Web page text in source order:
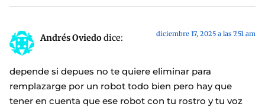
Andrés Oviedodice: diciembre 17, 2025 a las 7:51 am
depende si depues no te quiere eliminar para
remplazarge por un robot todo bien pero hay que
tener en cuenta que ese robot con tu rostro y tu voz